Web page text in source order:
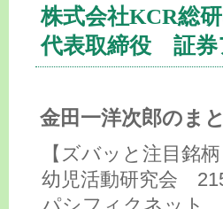
株式会社KCR総
代表取締役 証
金田一洋次郎のま
【ズバッと注目銘柄
幼児活動研究会